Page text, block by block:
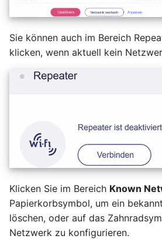
Sie können auch im Bereich
klicken, wenn aktuell kein
Klicken Sie im Bereich Known
Papierkorbsymbol, um ein
löschen, oder auf das
Netzwerk zu konfigurieren.